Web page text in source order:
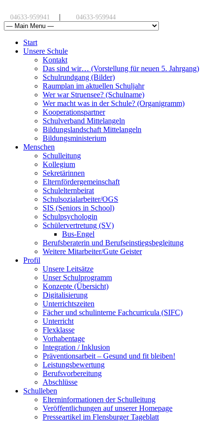
04633-959941 | 04633-959944
Start
Unsere Schule
Kontakt
Das sind wir… (Vorstellung für neuen 5. Jahrgang)
Schulrundgang (Bilder)
Raumplan im aktuellen Schuljahr
Wer war Struensee? (Schulname)
Wer macht was in der Schule? (Organigramm)
Kooperationspartner
Schulverband Mittelangeln
Bildungslandschaft Mittelangeln
Bildungsministerium
Menschen
Schulleitung
Kollegium
Sekretärinnen
Elternfördergemeinschaft
Schulelternbeirat
Schulsozialarbeiter/OGS
SIS (Seniors in School)
Schulpsychologin
Schülervertretung (SV)
Bus-Engel
Berufsberaterin und Berufseinstiegsbegleitung
Weitere Mitarbeiter/Gute Geister
Profil
Unsere Leitsätze
Unser Schulprogramm
Konzepte (Übersicht)
Digitalisierung
Unterrichtszeiten
Fächer und schulinterne Fachcurricula (SIFC)
Unterricht
Flexklasse
Vorhabentage
Integration / Inklusion
Präventionsarbeit – Gesund und fit bleiben!
Leistungsbewertung
Berufsvorbereitung
Abschlüsse
Schulleben
Elterninformationen der Schulleitung
Veröffentlichungen auf unserer Homepage
Presseartikel im Flensburger Tageblatt